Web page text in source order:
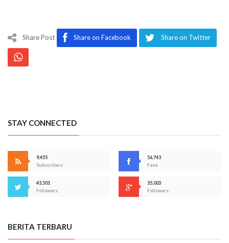
Share Post Share on Facebook Share on Twitter
STAY CONNECTED
9,455
Subscribers
56,743
Fans
43,501
Followers
35,003
Followers
BERITA TERBARU